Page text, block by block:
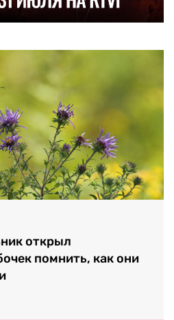
открыл
помнить, как они